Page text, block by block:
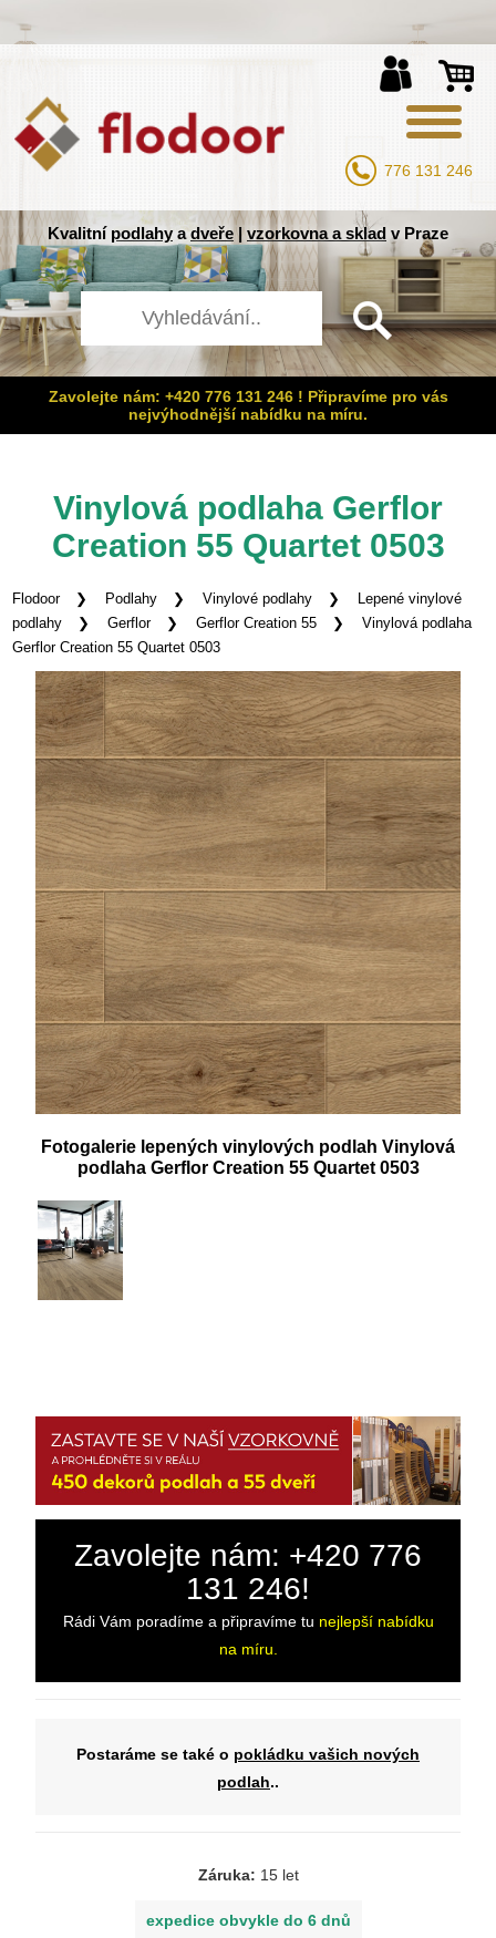
776 131 246
Kvalitní podlahyadveře| vzorkovna a sklad v Praze
Zavolejte nám: +420 776 131 246 ! Připravíme pro vás
nejvýhodnější nabídku na míru.
Vinylová podlaha Gerflor
Creation 55 Quartet 0503
Flodoor Podlahy Vinylové podlahy
Lepené vinylové
podlahy
Gerflor Gerflor Creation 55
Vinylová podlaha
Gerflor Creation 55 Quartet 0503
Fotogalerie lepených vinylových podlah Vinylová
podlaha Gerflor Creation 55 Quartet 0503
Zavolejte nám: +420 776
131 246!
Rádi Vám poradíme a připravíme tu nejlepší nabídku
na míru.
Postaráme se také o pokládku vašich nových
podlah..
Záruka: 15 let
expedice obvykle do 6 dnů